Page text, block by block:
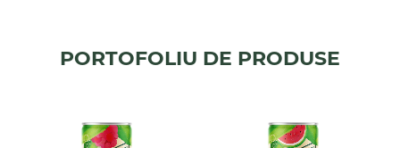
PORTOFOLIU DE PRODUSE